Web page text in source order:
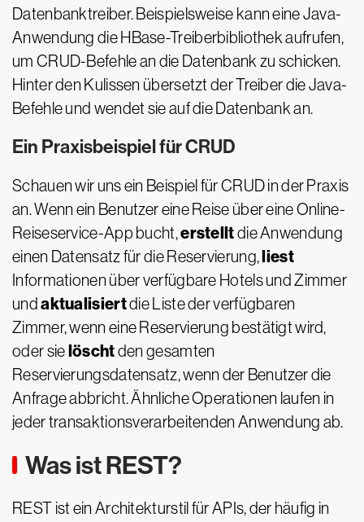
Datenbanktreiber. Beispielsweise kann eine Java-
Anwendung die HBase-Treiberbibliothek aufrufen,
um CRUD-Befehle an die Datenbank zu schicken.
Hinter den Kulissen übersetzt der Treiber die Java-
Befehle und wendet sie auf die Datenbank an.
Ein Praxisbeispiel für CRUD
Schauen wir uns ein Beispiel für CRUD in der Praxis
an. Wenn ein Benutzer eine Reise über eine Online-
Reiseservice-App bucht,erstelltdie Anwendung
einen Datensatz für die Reservierung,liest
Informationen über verfügbare Hotels und Zimmer
undaktualisiertdie Liste der verfügbaren
Zimmer, wenn eine Reservierung bestätigt wird,
oder sielöschtden gesamten
Reservierungsdatensatz, wenn der Benutzer die
Anfrage abbricht. Ähnliche Operationen laufen in
jeder transaktionsverarbeitenden Anwendung ab.
Was ist REST?
REST ist ein Architekturstil für APIs, der häufig in